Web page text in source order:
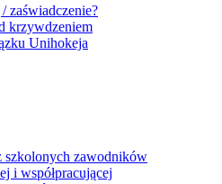
zaświadczenie?
krzywdzeniem
Unihokeja
szkolonych zawodników
i współpracującej